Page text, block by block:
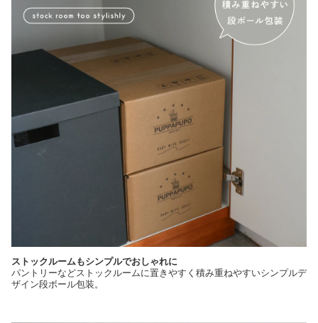
ストックルームもシンプルでおしゃれに
パントリーなどストックルームに置きやすく積み重ねやすいシンプルデ
ザイン段ボール包装。